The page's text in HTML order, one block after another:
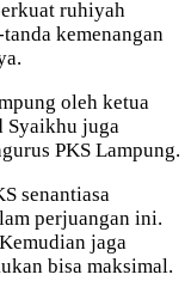
ruhiyah
kemenangan
oleh ketua
Syaikhu juga
PKS Lampung.
senantiasa
perjuangan ini.
jaga
bisa maksimal.